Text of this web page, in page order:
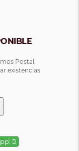
Postal.
existencias